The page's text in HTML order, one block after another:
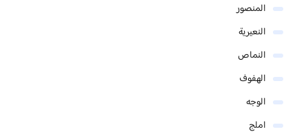
المنصور
النعيرية
النماص
الهفوف
الوجه
املج